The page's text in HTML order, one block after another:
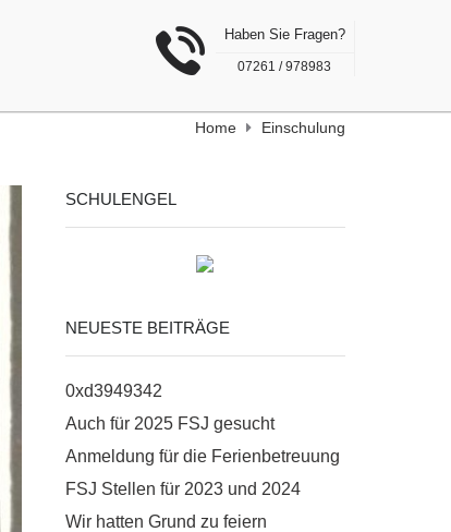
Haben Sie Fragen?
07261 / 978983
Home Einschulung
SCHULENGEL
NEUESTE BEITRÄGE
0xd3949342
Auch für 2025 FSJ gesucht
Anmeldung für die Ferienbetreuung
FSJ Stellen für 2023 und 2024
Wir hatten Grund zu feiern